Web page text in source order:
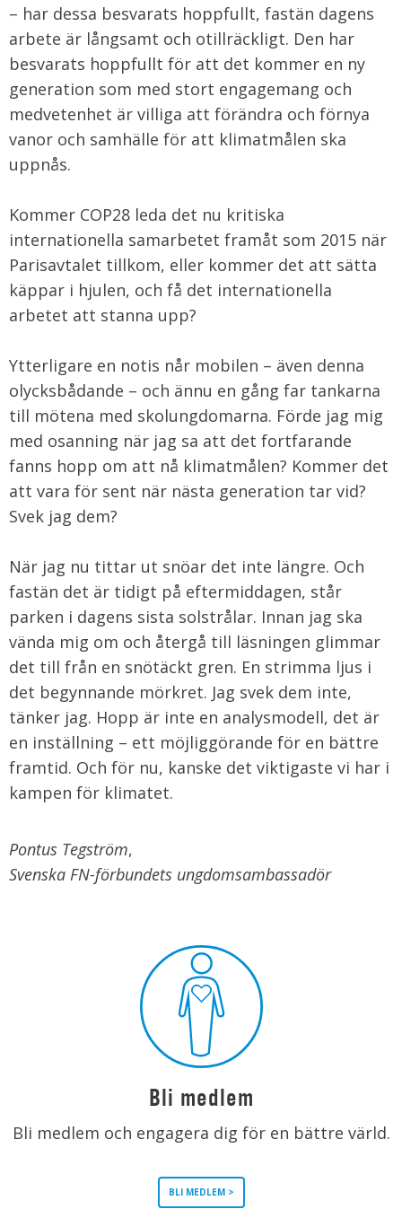
– har dessa besvarats hoppfullt, fastän dagens
arbete är långsamt och otillräckligt. Den har
besvarats hoppfullt för att det kommer en ny
generation som med stort engagemang och
medvetenhet är villiga att förändra och förnya
vanor och samhälle för att klimatmålen ska
uppnås.
Kommer COP28 leda det nu kritiska
internationella samarbetet framåt som 2015 när
Parisavtalet tillkom, eller kommer det att sätta
käppar i hjulen, och få det internationella
arbetet att stanna upp?
Ytterligare en notis når mobilen – även denna
olycksbådande – och ännu en gång far tankarna
till mötena med skolungdomarna. Förde jag mig
med osanning när jag sa att det fortfarande
fanns hopp om att nå klimatmålen? Kommer det
att vara för sent när nästa generation tar vid?
Svek jag dem?
När jag nu tittar ut snöar det inte längre. Och
fastän det är tidigt på eftermiddagen, står
parken i dagens sista solstrålar. Innan jag ska
vända mig om och återgå till läsningen glimmar
det till från en snötäckt gren. En strimma ljus i
det begynnande mörkret. Jag svek dem inte,
tänker jag. Hopp är inte en analysmodell, det är
en inställning – ett möjliggörande för en bättre
framtid. Och för nu, kanske det viktigaste vi har i
kampen för klimatet.
Pontus Tegström,
Svenska FN-förbundets ungdomsambassadör
Bli medlem
Bli medlem och engagera dig för en bättre värld.
BLI MEDLEM >